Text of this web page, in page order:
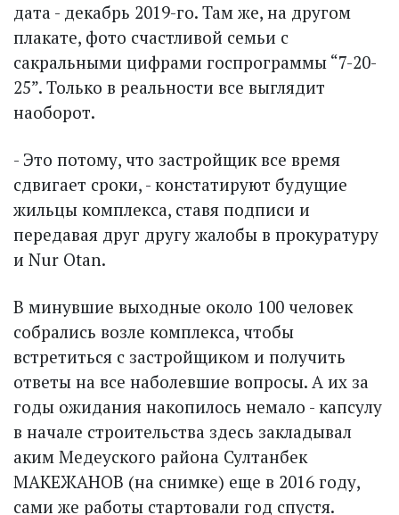
дата - декабрь 2019-го. Там же, на другом
плакате, фото счастливой семьи с
сакральными цифрами гос­программы “7-20-
25”. Только в реальности все выглядит
наоборот.
- Это потому, что застройщик все время
сдвигает сроки, - констатируют будущие
жильцы комплекса, ставя подписи и
передавая друг другу жалобы в прокуратуру
и Nur Otan.
В минувшие выходные около 100 человек
собрались возле комплекса, чтобы
встретиться с застройщиком и получить
ответы на все наболевшие вопросы. А их за
годы ожидания накопилось немало - капсулу
в начале строительства здесь закладывал
аким Медеуского района Султанбек
МАКЕЖАНОВ (на снимке) еще в 2016 году,
сами же работы стартовали год спустя.